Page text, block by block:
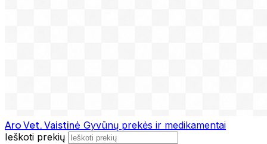
Aro Vet. Vaistinė Gyvūnų prekės ir medikamentai
Ieškoti prekių